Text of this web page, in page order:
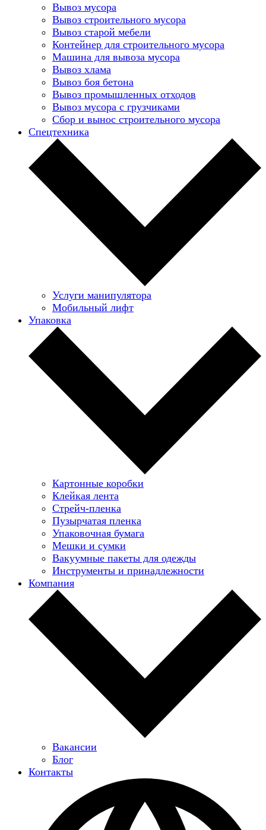
Вывоз мусора
Вывоз строительного мусора
Вывоз старой мебели
Контейнер для строительного мусора
Машина для вывоза мусора
Вывоз хлама
Вывоз боя бетона
Вывоз промышленных отходов
Вывоз мусора с грузчиками
Сбор и вынос строительного мусора
Спецтехника
Услуги манипулятора
Мобильный лифт
Упаковка
Картонные коробки
Клейкая лента
Стрейч-пленка
Пузырчатая пленка
Упаковочная бумага
Мешки и сумки
Вакуумные пакеты для одежды
Инструменты и принадлежности
Компания
Вакансии
Блог
Контакты